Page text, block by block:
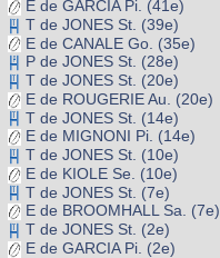
E de GARCIA Pi. (41e)
T de JONES St. (39e)
E de CANALE Go. (35e)
P de JONES St. (28e)
T de JONES St. (20e)
E de ROUGERIE Au. (20e)
T de JONES St. (14e)
E de MIGNONI Pi. (14e)
T de JONES St. (10e)
E de KIOLE Se. (10e)
T de JONES St. (7e)
E de BROOMHALL Sa. (7e)
T de JONES St. (2e)
E de GARCIA Pi. (2e)